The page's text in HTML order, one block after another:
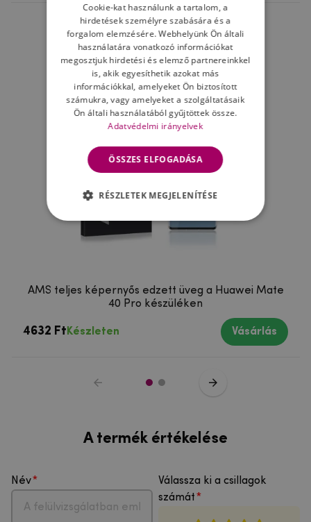
Ne felejtsd el
AMS teljes képernyős edzett üveg a Huawei Mate
40 Pro készüléken
4632 Ft Készleten Vásárlás
A termék értékelése
Név
Válassza ki a csillagok
számát
Cookie-kat használunk a tartalom, a
hirdetések személyre szabására és a
forgalom elemzésére. Webhelyünk Ön általi
használatára vonatkozó információkat
megosztjuk hirdetési és elemző partnereinkkel
is, akik egyesíthetik azokat más
információkkal, amelyeket Ön biztosított
számukra, vagy amelyeket a szolgáltatásaik
Ön általi használatából gyűjtöttek össze.
Adatvédelmi irányelvek
ÖSSZES ELFOGADÁSA
RÉSZLETEK MEGJELENÍTÉSE